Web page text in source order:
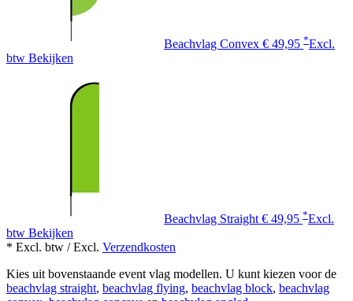
Beachvlag Convex € 49,95 *Excl.
btw Bekijken
Beachvlag Straight € 49,95 *Excl.
btw Bekijken
* Excl. btw / Excl. Verzendkosten
Kies uit bovenstaande event vlag modellen. U kunt kiezen voor de
beachvlag straight, beachvlag flying, beachvlag block, beachvlag